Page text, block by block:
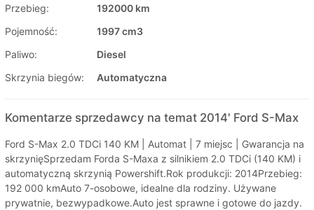
Przebieg:
192000 km
Pojemność:
1997 cm3
Paliwo:
Diesel
Skrzynia biegów:
Automatyczna
Komentarze sprzedawcy na temat 2014' Ford S-Max
Ford S-Max 2.0 TDCi 140 KM | Automat | 7 miejsc | Gwarancja na
skrzynięSprzedam Forda S-Maxa z silnikiem 2.0 TDCi (140 KM) i
automatyczną skrzynią Powershift.Rok produkcji: 2014Przebieg:
192 000 kmAuto 7-osobowe, idealne dla rodziny. Używane
prywatnie, bezwypadkowe.Auto jest sprawne i gotowe do jazdy.